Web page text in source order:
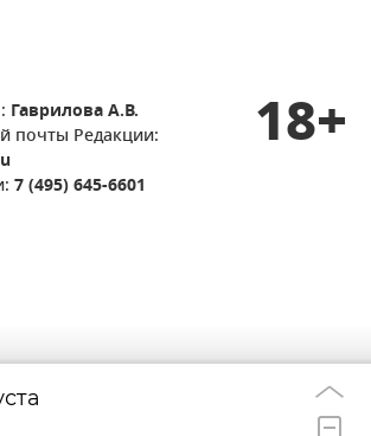
Гаврилова А.В.
почты Редакции:
7 (495) 645-6601
18+
Атаки ВСУ на
африканская